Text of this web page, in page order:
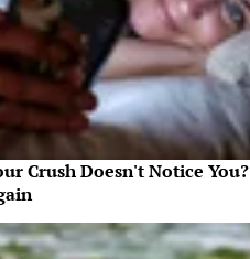
Crush Doesn't Notice You?